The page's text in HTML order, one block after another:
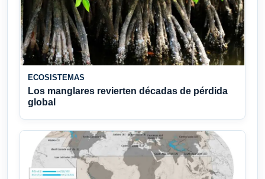
ECOSISTEMAS
Los manglares revierten décadas de pérdida
global